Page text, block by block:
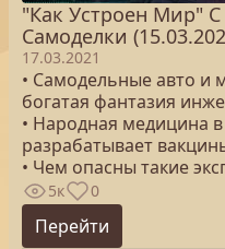
"Как Устроен Мир"
Самоделки
17.03.2021
• Самодельные авто и
богатая фантазия
• Народная медицина
разрабатывает
• Чем опасны такие
5к 0
Перейти